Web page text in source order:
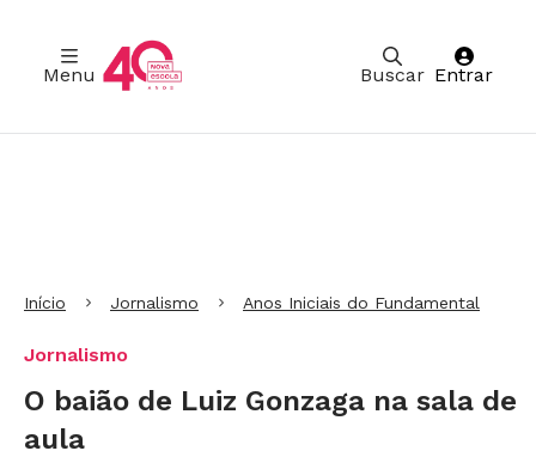
Buscar
Menu Entrar
Início Jornalismo Anos Iniciais do Fundamental
Jornalismo
O baião de Luiz Gonzaga na sala de
aula